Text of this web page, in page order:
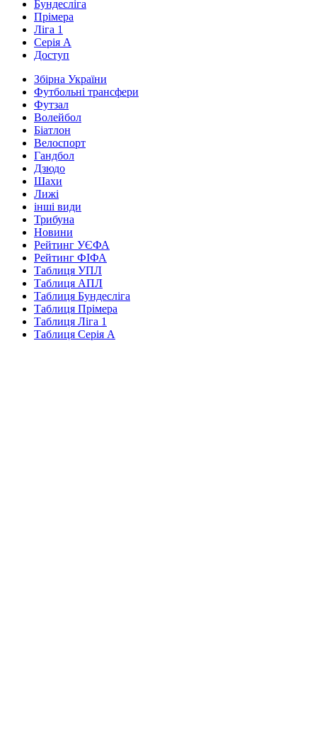
Бундесліга
Прімера
Ліга 1
Серія А
Доступ
Збірна України
Футбольні трансфери
Футзал
Волейбол
Біатлон
Велоспорт
Гандбол
Дзюдо
Шахи
Лижі
інші види
Трибуна
Новини
Рейтинг УЄФА
Рейтинг ФІФА
Таблиця УПЛ
Таблиця АПЛ
Таблиця Бундесліга
Таблиця Прімера
Таблиця Ліга 1
Таблиця Серія А